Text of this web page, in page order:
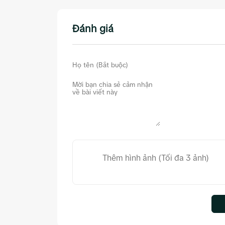
Đánh giá
Thêm hình ảnh (Tối đa 3 ảnh)